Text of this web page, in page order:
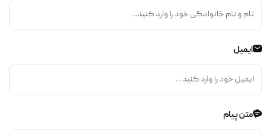
ایمیل
متن پیام